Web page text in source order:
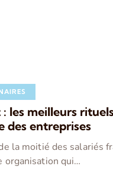
les meilleurs
des entreprises
la moitié des salariés
organisation qui…